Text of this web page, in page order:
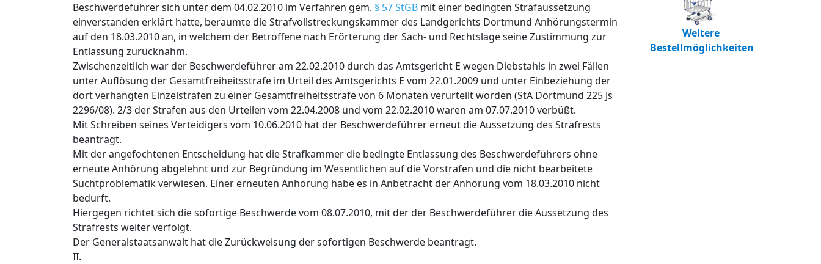
Beschwerdeführer sich unter dem 04.02.2010 im Verfahren gem. § 57 StGB mit einer bedingten Strafaussetzung
einverstanden erklärt hatte, beraumte die Strafvollstreckungskammer des Landgerichts Dortmund Anhörungstermin
auf den 18.03.2010 an, in welchem der Betroffene nach Erörterung der Sach- und Rechtslage seine Zustimmung zur
Entlassung zurücknahm.
Zwischenzeitlich war der Beschwerdeführer am 22.02.2010 durch das Amtsgericht E wegen Diebstahls in zwei Fällen
unter Auflösung der Gesamtfreiheitsstrafe im Urteil des Amtsgerichts E vom 22.01.2009 und unter Einbeziehung der
dort verhängten Einzelstrafen zu einer Gesamtfreiheitsstrafe von 6 Monaten verurteilt worden (StA Dortmund 225 Js
2296/08). 2/3 der Strafen aus den Urteilen vom 22.04.2008 und vom 22.02.2010 waren am 07.07.2010 verbüßt.
Mit Schreiben seines Verteidigers vom 10.06.2010 hat der Beschwerdeführer erneut die Aussetzung des Strafrests
beantragt.
Mit der angefochtenen Entscheidung hat die Strafkammer die bedingte Entlassung des Beschwerdeführers ohne
erneute Anhörung abgelehnt und zur Begründung im Wesentlichen auf die Vorstrafen und die nicht bearbeitete
Suchtproblematik verwiesen. Einer erneuten Anhörung habe es in Anbetracht der Anhörung vom 18.03.2010 nicht
bedurft.
Hiergegen richtet sich die sofortige Beschwerde vom 08.07.2010, mit der der Beschwerdeführer die Aussetzung des
Strafrests weiter verfolgt.
Der Generalstaatsanwalt hat die Zurückweisung der sofortigen Beschwerde beantragt.
II.
Weitere
Bestellmöglichkeiten